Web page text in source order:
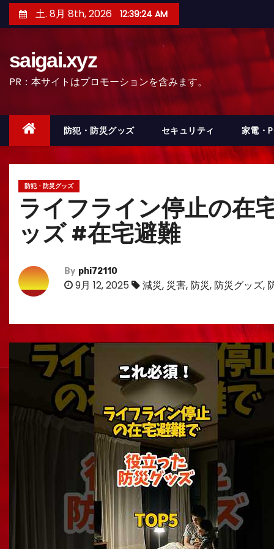
ン
ッ
土. 8月 8th, 2026 12:39:26 AM
saigai.xyz
PR：本サイトはプロモーションを含みます。
防犯・防災グッズ セキュリティ 家電・
防犯・防災グッズ
ライフライン停止の在
ッズ #在宅避難
By phi72110
9月 12, 2025 減災, 災害, 防災, 防災グッズ,